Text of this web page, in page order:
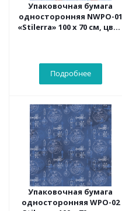
Упаковочная бумага
односторонняя NWPO-01
«Stilerra» 100 x 70 см, цвет
Подробнее
Упаковочная бумага
односторонняя WPO-02